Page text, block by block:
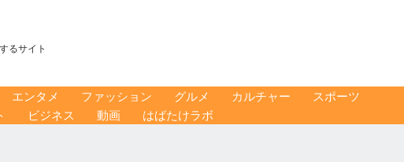
るサイト
エンタメ ファッション グルメ カルチャー
スポーツ
ビジネス 動画 はばたけラボ